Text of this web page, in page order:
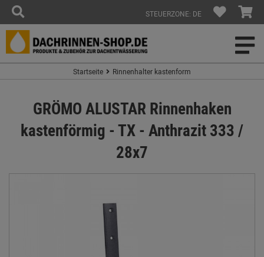
STEUERZONE: DE
Startseite Rinnenhalter kastenform
GRÖMO ALUSTAR Rinnenhaken
kastenförmig - TX - Anthrazit 333 /
28x7